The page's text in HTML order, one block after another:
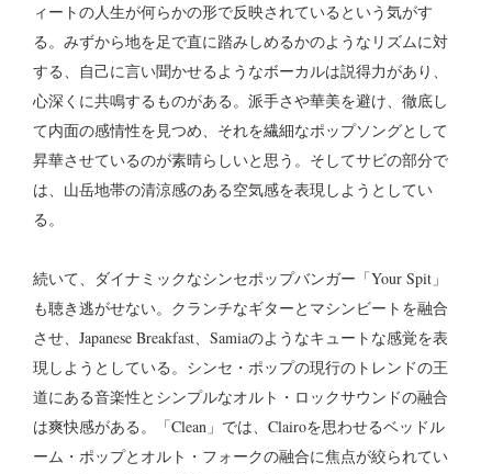
ィートの人生が何らかの形で反映されているという気がす
る。みずから地を足で直に踏みしめるかのようなリズムに対
する、自己に言い聞かせるようなボーカルは説得力があり、
心深くに共鳴するものがある。派手さや華美を避け、徹底し
て内面の感情性を見つめ、それを繊細なポップソングとして
昇華させているのが素晴らしいと思う。そしてサビの部分で
は、山岳地帯の清涼感のある空気感を表現しようとしてい
る。
続いて、ダイナミックなシンセポップバンガー「Your Spit」
も聴き逃がせない。クランチなギターとマシンビートを融合
させ、Japanese Breakfast、Samiaのようなキュートな感覚を表
現しようとしている。シンセ・ポップの現行のトレンドの王
道にある音楽性とシンプルなオルト・ロックサウンドの融合
は爽快感がある。「Clean」では、Clairoを思わせるベッドル
ーム・ポップとオルト・フォークの融合に焦点が絞られてい